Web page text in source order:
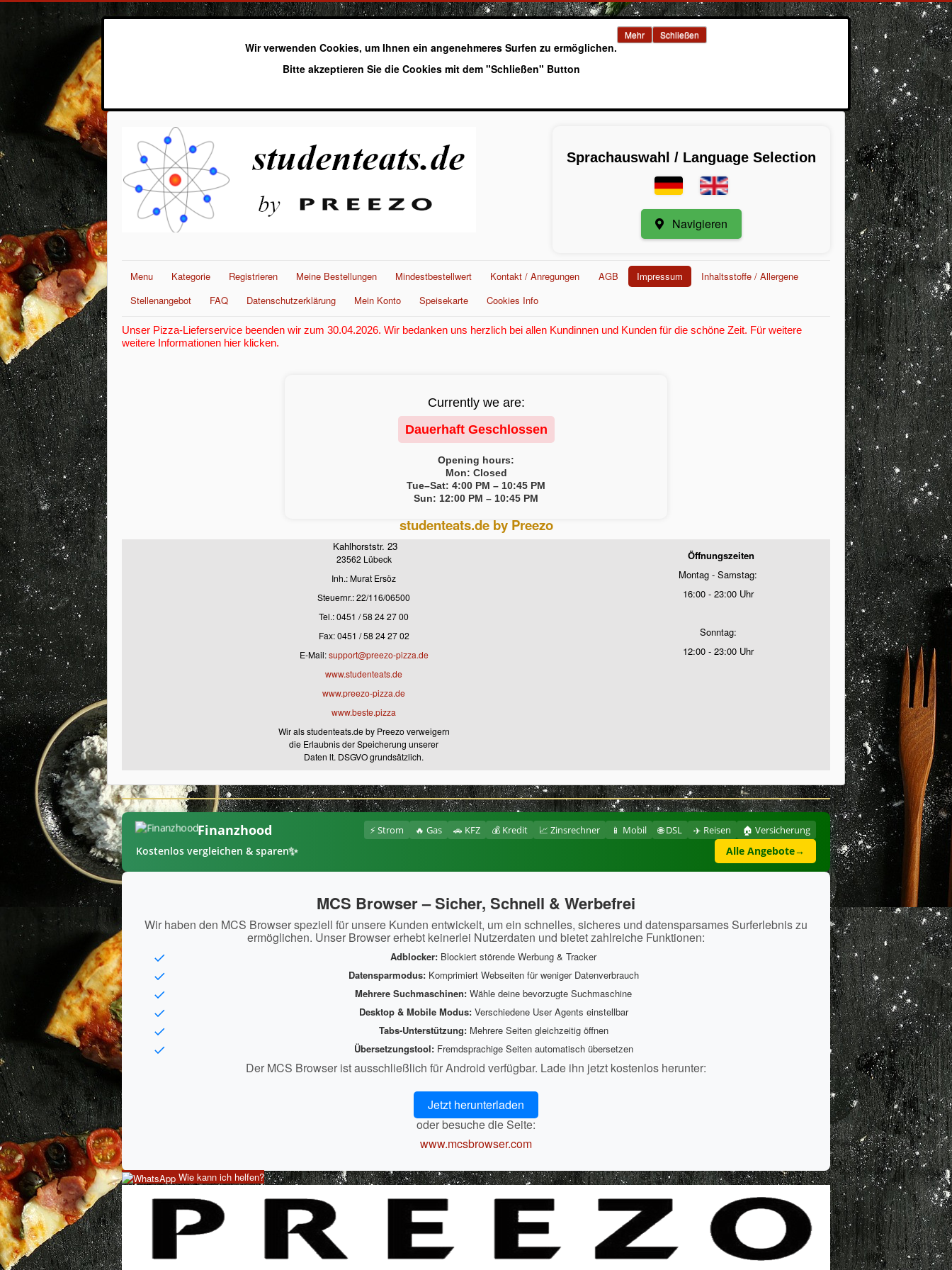
Wir verwenden Cookies, um Ihnen ein angenehmeres Surfen zu ermöglichen.
Bitte akzeptieren Sie die Cookies mit dem "Schließen" Button
Mehr Schließen
Sprachauswahl / Language Selection
Navigieren
Menu Kategorie Registrieren Meine Bestellungen Mindestbestellwert Kontakt / Anregungen AGB Impressum
Inhaltsstoffe / Allergene
Stellenangebot
FAQ Datenschutzerklärung Mein Konto Speisekarte Cookies Info
Unser Pizza-Lieferservice beenden wir zum 30.04.2026. Wir bedanken uns herzlich bei allen Kundinnen und Kunden für die schöne Zeit. Für weitere
weitere Informationen hier klicken.
Currently we are:
Dauerhaft Geschlossen
Opening hours:
Mon: Closed
Tue–Sat: 4:00 PM – 10:45 PM
Sun: 12:00 PM – 10:45 PM
studenteats.de by Preezo
Kahlhorststr. 23
23562 Lübeck
Inh.: Murat Ersöz
Steuernr.: 22/116/06500
Tel.: 0451 / 58 24 27 00
Fax: 0451 / 58 24 27 02
E-Mail:support@preezo-pizza.de
www.studenteats.de
www.preezo-pizza.de
www.beste.pizza
Wir als studenteats.de by Preezo verweigern
die Erlaubnis der Speicherung unserer
Daten lt. DSGVO grundsätzlich.
Öffnungszeiten
Montag - Samstag:
16:00 - 23:00 Uhr
Sonntag:
12:00 - 23:00 Uhr
Finanzhood ⚡ Strom 🔥 Gas 🚗 KFZ 💰 Kredit 📈 Zinsrechner 📱 Mobil 🌐 DSL ✈️ Reisen 🏠 Versicherung
Kostenlos vergleichen & sparen✨ Alle Angebote→
MCS Browser – Sicher, Schnell & Werbefrei
Wir haben den MCS Browser speziell für unsere Kunden entwickelt, um ein schnelles, sicheres und datensparsames Surferlebnis zu
ermöglichen. Unser Browser erhebt keinerlei Nutzerdaten und bietet zahlreiche Funktionen:
Adblocker: Blockiert störende Werbung & Tracker
Datensparmodus:Komprimiert Webseiten für weniger Datenverbrauch
Mehrere Suchmaschinen: Wähle deine bevorzugte Suchmaschine
Desktop & Mobile Modus:Verschiedene User Agents einstellbar
Tabs-Unterstützung:Mehrere Seiten gleichzeitig öffnen
Übersetzungstool:Fremdsprachige Seiten automatisch übersetzen
Der MCS Browser ist ausschließlich für Android verfügbar. Lade ihn jetzt kostenlos herunter:
Jetzt herunterladen
oder besuche die Seite:
www.mcsbrowser.com
Wie kann ich helfen?